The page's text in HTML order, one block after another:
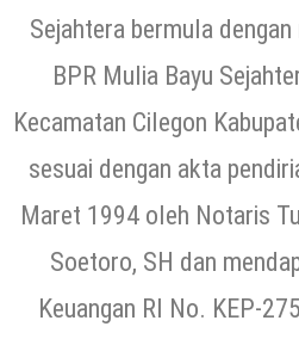
Sejahtera bermula
BPR Mulia Bayu
Kecamatan Cilegon
sesuai dengan akta
Maret 1994 oleh Notaris
Soetoro, SH dan
Keuangan RI No. KEP-